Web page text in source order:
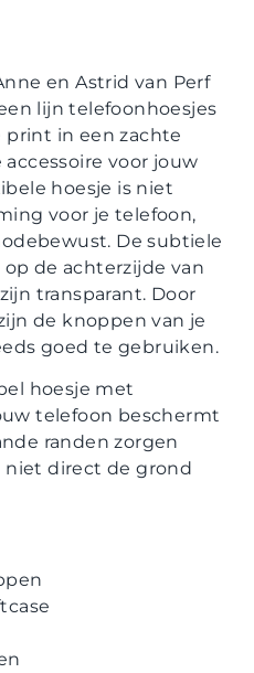
en Astrid van Perf
lijn telefoonhoesjes
print in een zachte
voor jouw
hoesje is niet
voor je telefoon,
De subtiele
de achterzijde van
transparant. Door
de knoppen van je
goed te gebruiken.
hoesje met
telefoon beschermt
randen zorgen
niet direct de grond